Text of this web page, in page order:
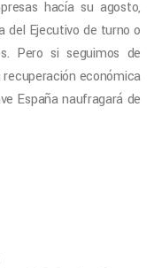
hacía su agosto,
del Ejecutivo de turno o
Pero si seguimos de
económica
España naufragará de